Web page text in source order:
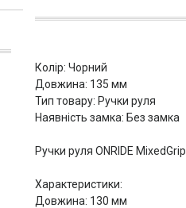
Колір: Чорний
Довжина: 135 мм
Тип товару: Ручки руля
Наявність замка: Без замка
Ручки руля ONRIDE MixedGrip
Характеристики:
Довжина: 130 мм